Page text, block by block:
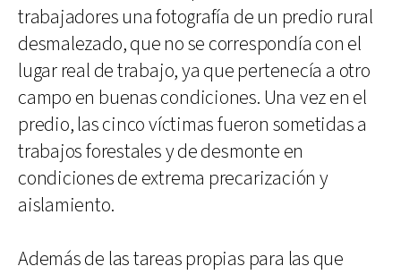
trabajadores una fotografía de un predio rural
desmalezado, que no se correspondía con el
lugar real de trabajo, ya que pertenecía a otro
campo en buenas condiciones. Una vez en el
predio, las cinco víctimas fueron sometidas a
trabajos forestales y de desmonte en
condiciones de extrema precarización y
aislamiento.
Además de las tareas propias para las que